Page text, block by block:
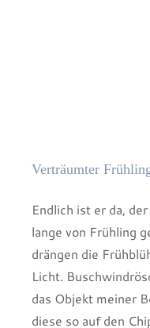
Verträumter
Endlich ist er da,
lange von Frühling
drängen die
Licht.
das Objekt meiner
diese so auf den